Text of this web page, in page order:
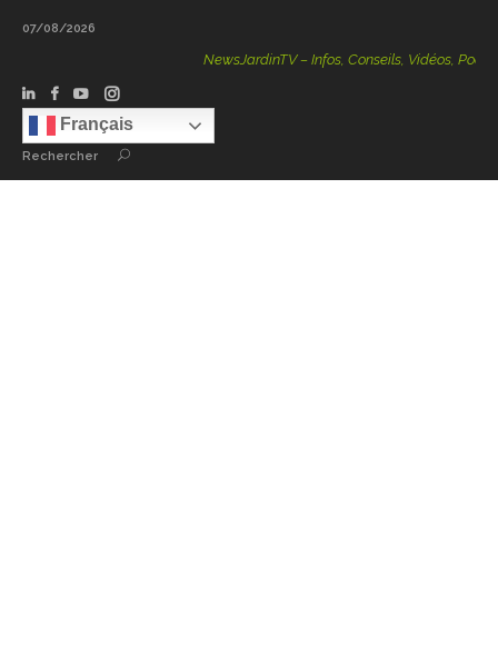
07/08/2026
NewsJardinTV – Infos, Conseils, Vidéos, Podcasts –
Français
Rechercher